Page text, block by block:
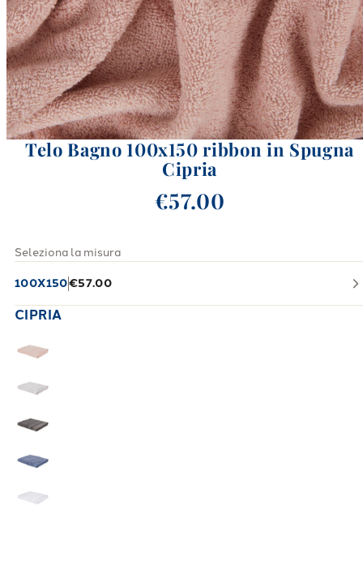
Telo Bagno 100x150 ribbon in Spugna
Cipria
€57.00
Seleziona la misura
100X150€57.00
CIPRIA